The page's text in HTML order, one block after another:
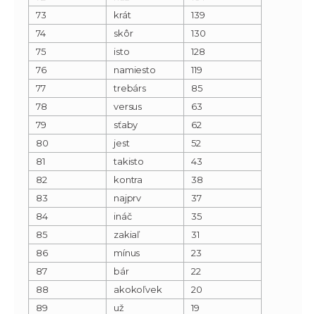
73
krát
139
74
skôr
130
75
isto
128
76
namiesto
119
77
trebárs
85
78
versus
63
79
sťaby
62
80
jest
52
81
takisto
43
82
kontra
38
83
najprv
37
84
ináč
35
85
zakiaľ
31
86
mínus
23
87
bár
22
88
akokoľvek
20
89
už
19